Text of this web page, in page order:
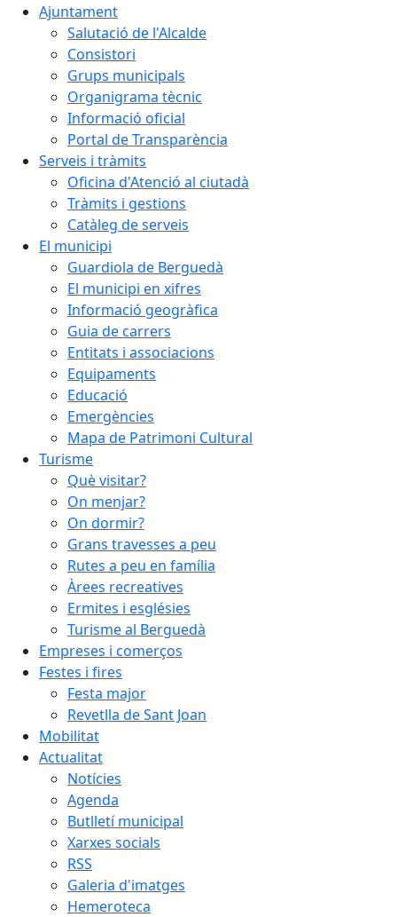
Ajuntament
Salutació de l'Alcalde
Consistori
Grups municipals
Organigrama tècnic
Informació oficial
Portal de Transparència
Serveis i tràmits
Oficina d'Atenció al ciutadà
Tràmits i gestions
Catàleg de serveis
El municipi
Guardiola de Berguedà
El municipi en xifres
Informació geogràfica
Guia de carrers
Entitats i associacions
Equipaments
Educació
Emergències
Mapa de Patrimoni Cultural
Turisme
Què visitar?
On menjar?
On dormir?
Grans travesses a peu
Rutes a peu en família
Àrees recreatives
Ermites i esglésies
Turisme al Berguedà
Empreses i comerços
Festes i fires
Festa major
Revetlla de Sant Joan
Mobilitat
Actualitat
Notícies
Agenda
Butlletí municipal
Xarxes socials
RSS
Galeria d'imatges
Hemeroteca